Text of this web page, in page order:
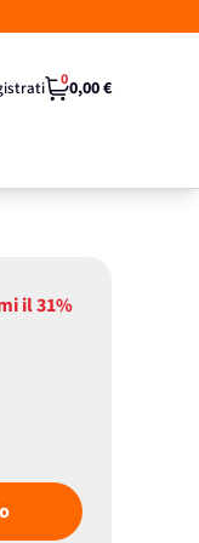
00,00 €
il31%